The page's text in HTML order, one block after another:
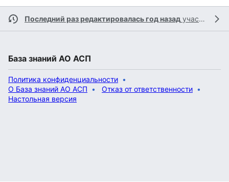
Последний раз редактировалась год назад участником
База знаний АО АСП
Политика конфиденциальности
О База знаний АО АСП
Отказ от ответственности
Настольная версия